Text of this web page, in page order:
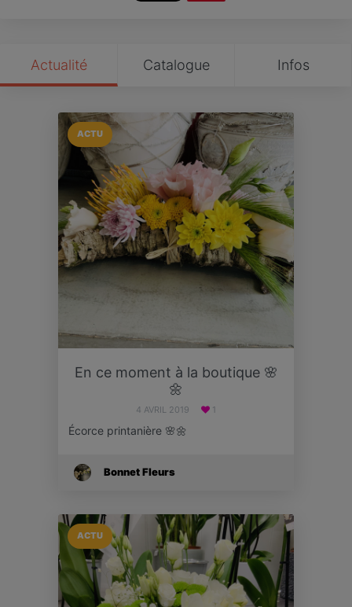
Actualité Catalogue Infos
ACTU
En ce moment à la boutique 🌸
🌼
4 AVRIL 2019 1
Écorce printanière 🌸🌼
Bonnet Fleurs
ACTU